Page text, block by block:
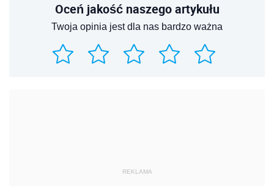
Oceń jakość naszego artykułu
Twoja opinia jest dla nas bardzo ważna
REKLAMA